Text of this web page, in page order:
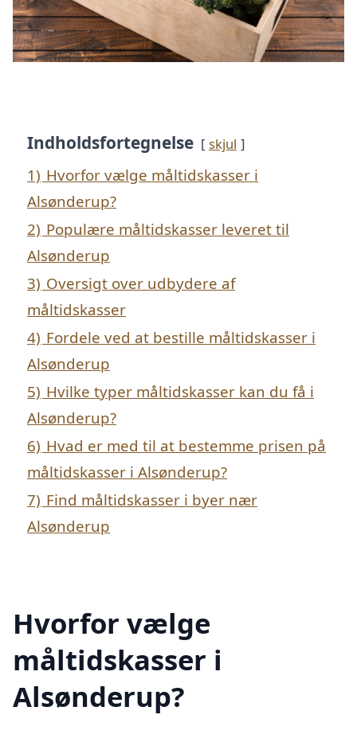
Indholdsfortegnelse skjul
1) Hvorfor vælge måltidskasser i
Alsønderup?
2) Populære måltidskasser leveret til
Alsønderup
3) Oversigt over udbydere af
måltidskasser
4) Fordele ved at bestille måltidskasser i
Alsønderup
5) Hvilke typer måltidskasser kan du få i
Alsønderup?
6) Hvad er med til at bestemme prisen på
måltidskasser i Alsønderup?
7) Find måltidskasser i byer nær
Alsønderup
Hvorfor vælge
måltidskasser i
Alsønderup?